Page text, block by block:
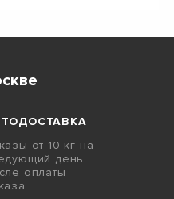
от 10 кг на
день
оплаты